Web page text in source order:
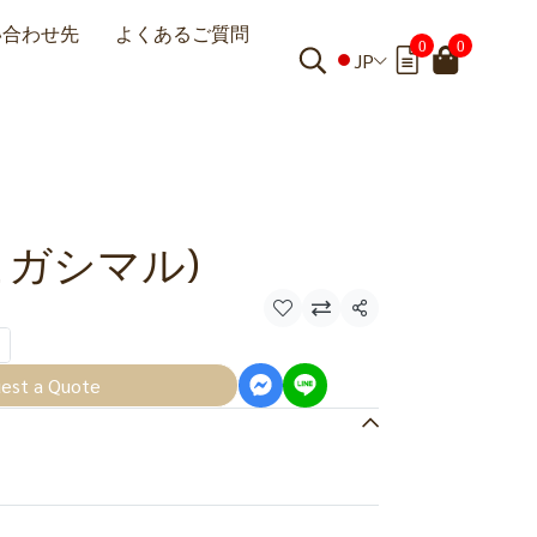
わせ先 よくあるご質問
JP
0 0
シマル)
共有
a Quote